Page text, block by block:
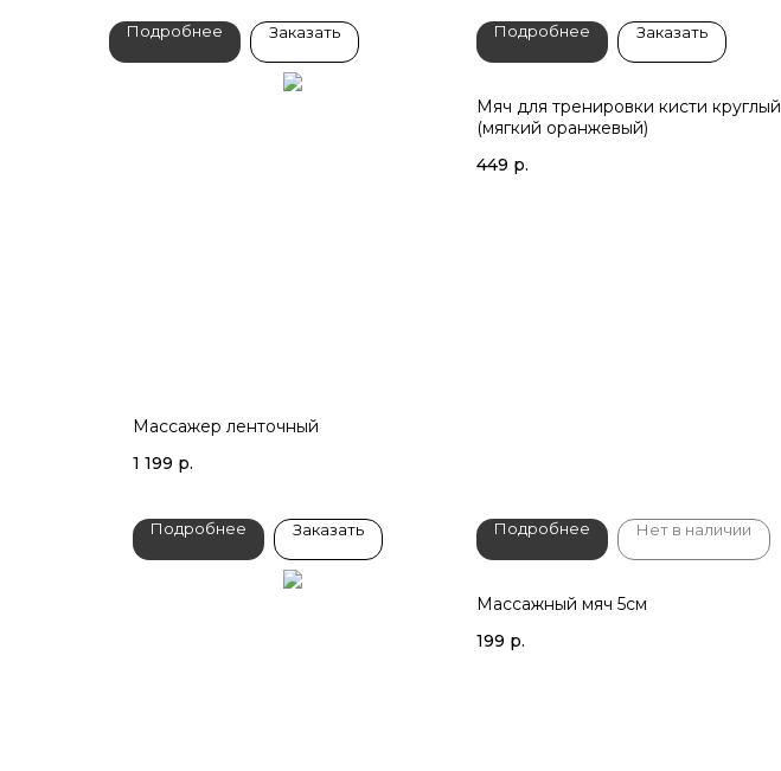
Подробнее Заказать Подробнее Заказать
Массажер ленточный
1 199 р.
Подробнее Заказать
Мяч для тренировки кисти круглый
(мягкий оранжевый)
449 р.
Подробнее Нет в наличии
Массажный мяч 5см
199 р.